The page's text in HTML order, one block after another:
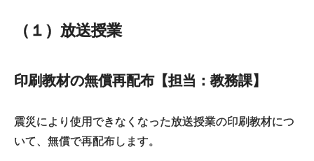
（１）放送授業
印刷教材の無償再配布【担当：教務課】
震災により使用できなくなった放送授業の印刷教材につ
いて、無償で再配布します。